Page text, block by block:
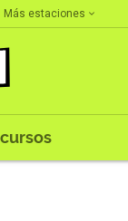
Más estaciones